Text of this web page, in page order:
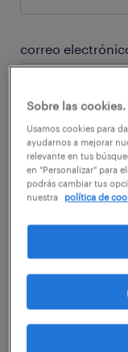
correo
teléfono de
Sobre las cookies.
Usamos cookies para
ayudarnos a mejorar
relevante en tus
en "Personalizar" para
podrás cambiar tus
nuestra
política de